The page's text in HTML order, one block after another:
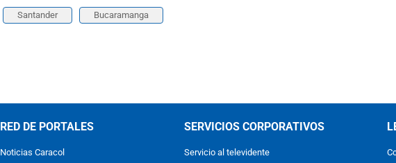
Santander Bucaramanga
RED DE PORTALES
Noticias Caracol
SERVICIOS CORPORATIVOS
Servicio al televidente